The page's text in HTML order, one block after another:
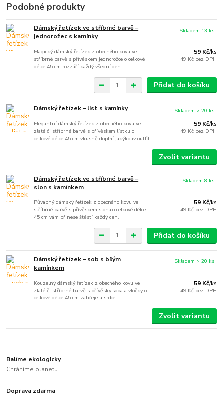
Podobné produkty
Dámský řetízek ve stříbrné barvě –
jednorožec s kamínky
Magický dámský řetízek z obecného kovu ve
stříbrné barvě s přívěskem jednorožce o celkové
délce 45 cm rozzáří každý všední den.
59 Kč/ks
49 Kč bez DPH
Skladem 13 ks
Přidat do košíku
Dámský řetízek – list s kamínky
Elegantní dámský řetízek z obecného kovu ve
zlaté či stříbrné barvě s přívěskem lístku o
celkové délce 45 cm vkusně doplní jakýkoliv outfit.
59 Kč/ks
49 Kč bez DPH
Skladem > 20 ks
Zvolit variantu
Dámský řetízek ve stříbrné barvě –
slon s kamínkem
Půvabný dámský řetízek z obecného kovu ve
stříbrné barvě s přívěskem slona o celkové délce
45 cm vám přinese štěstí každý den.
59 Kč/ks
49 Kč bez DPH
Skladem 8 ks
Přidat do košíku
Dámský řetízek – sob s bílým
kamínkem
Kouzelný dámský řetízek z obecného kovu ve
zlaté či stříbrné barvě s přívěsky soba a vločky o
celkové délce 45 cm zahřeje u srdce.
59 Kč/ks
49 Kč bez DPH
Skladem > 20 ks
Zvolit variantu
Balíme ekologicky
Chráníme planetu...
Doprava zdarma